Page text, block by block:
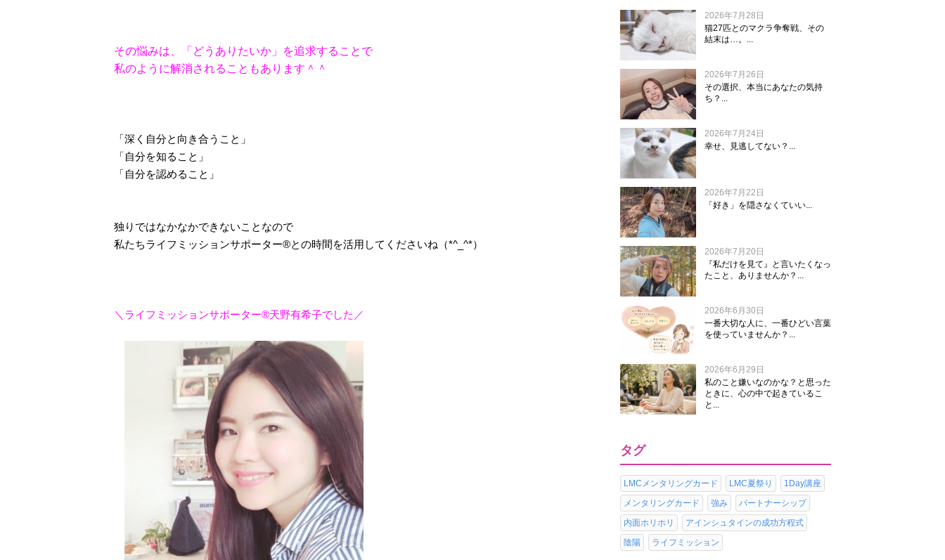
その悩みは、「どうありたいか」を追求することで
私のように解消されることもあります＾＾
「深く自分と向き合うこと」
「自分を知ること」
「自分を認めること」
独りではなかなかできないことなので
私たちライフミッションサポーター®との時間を活用してくださいね（*^_^*）
＼ライフミッションサポーター®天野有希子でした／
2026年7月28日
猫27匹とのマクラ争奪戦、その
結末は…。...
2026年7月26日
その選択、本当にあなたの気持
ち？...
2026年7月24日
幸せ、見逃してない？...
2026年7月22日
「好き」を隠さなくていい...
2026年7月20日
『私だけを見て』と言いたくなっ
たこと、ありませんか？...
2026年6月30日
一番大切な人に、一番ひどい言葉
を使っていませんか？...
2026年6月29日
私のこと嫌いなのかな？と思った
ときに、心の中で起きているこ
と...
タグ
LMCメンタリングカード LMC夏祭り
1Day講座
メンタリングカード
強み
パートナーシップ
内面ホリホリ
アインシュタインの成功方程式
陰陽
ライフミッション